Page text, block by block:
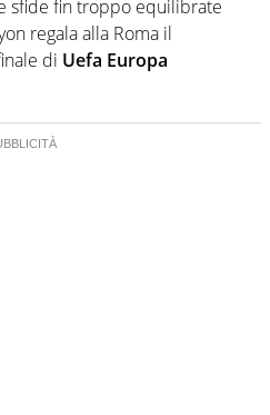
sfide fin troppo equilibrate
regala alla Roma il
di Uefa Europa